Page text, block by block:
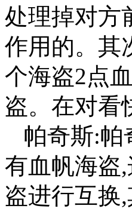
处理掉对方
作用的。其
个海盗2点
盗。在对看
帕奇斯:帕
有血帆海盗
盗进行互换